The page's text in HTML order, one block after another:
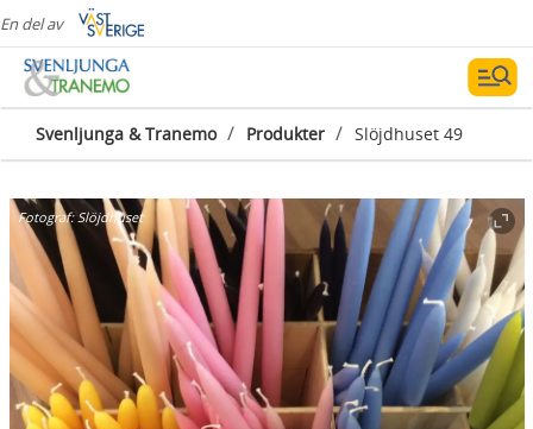
En del av
Svenljunga & Tranemo / Produkter / Slöjdhuset 49
Fotograf:Slöjdhuset